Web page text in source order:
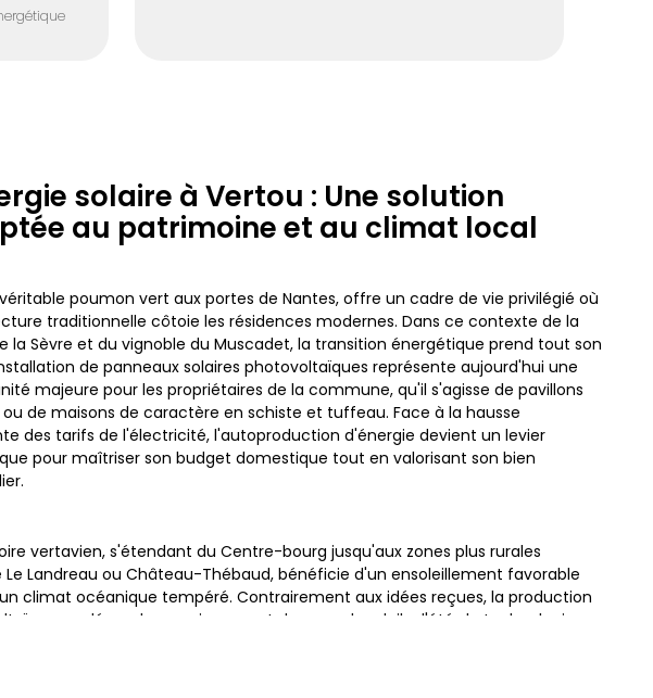
solaire à Vertou : Une solution
au patrimoine et au climat local
poumon vert aux portes de Nantes, offre un cadre de vie privilégié où
traditionnelle côtoie les résidences modernes. Dans ce contexte de la
la Sèvre et du vignoble du Muscadet, la transition énergétique prend tout son
de panneaux solaires photovoltaïques représente aujourd'hui une
majeure pour les propriétaires de la commune, qu'il s'agisse de pavillons
de maisons de caractère en schiste et tuffeau. Face à la hausse
des tarifs de l'électricité, l'autoproduction d'énergie devient un levier
pour maîtriser son budget domestique tout en valorisant son bien
vertavien, s'étendant du Centre-bourg jusqu'aux zones plus rurales
Landreau ou Château-Thébaud, bénéficie d'un ensoleillement favorable
climat océanique tempéré. Contrairement aux idées reçues, la production
ne dépend pas uniquement des grands soleils d'été ; la technologie